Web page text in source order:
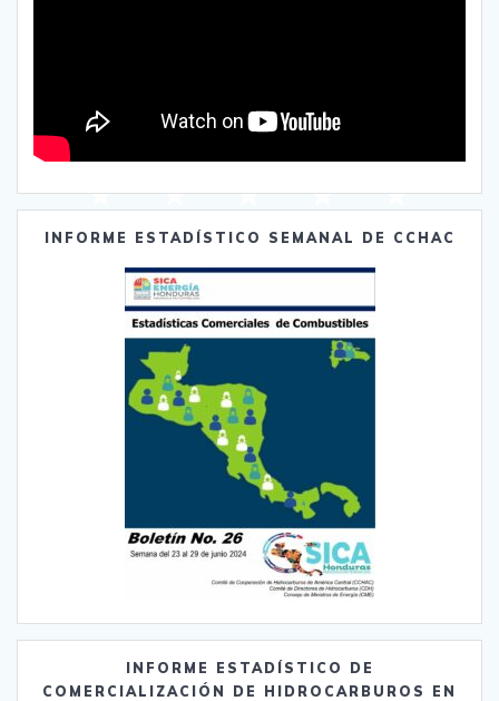
INFORME ESTADÍSTICO SEMANAL DE CCHAC
INFORME ESTADÍSTICO DE
COMERCIALIZACIÓN DE HIDROCARBUROS EN